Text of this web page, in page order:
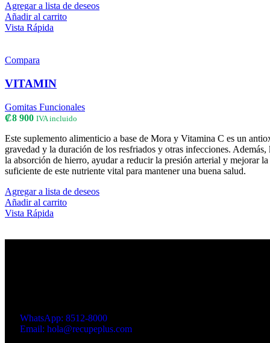
Agregar a lista de deseos
Añadir al carrito
Vista Rápida
Compara
VITAMIN
Gomitas Funcionales
₡8 900 IVA incluido
Este suplemento alimenticio a base de Mora y Vitamina C es un
gravedad y la duración de los resfriados y otras infecciones.
la absorción de hierro, ayudar a reducir la presión arterial y mejorar
suficiente de este nutriente vital para mantener una buena salud.
Agregar a lista de deseos
Añadir al carrito
Vista Rápida
WhatsApp: 8512-8000
Email: hola@recupeplus.com